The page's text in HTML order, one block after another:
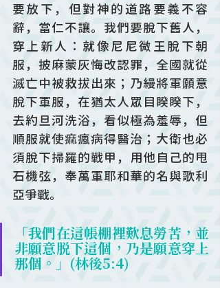
要放下，但對神的道路要義不容
辭，當仁不讓。我們要脫下舊人，
穿上新人：就像尼尼微王脫下朝
服，披麻蒙灰悔改認罪，全國就從
滅亡中被救拔出來；乃縵將軍願意
脫下軍服，在猶太人眾目睽睽下，
去約旦河洗浴，看似極為羞辱，但
順服就使痲瘋病得醫治；大衛也必
須脫下掃羅的戰甲，用他自己的甩
石機弦，奉萬軍耶和華的名與歌利
亞爭戰。
「我們在這帳棚裡歎息勞苦，並
非願意脱下這個，乃是願意穿上
那個。」(林後5:4)